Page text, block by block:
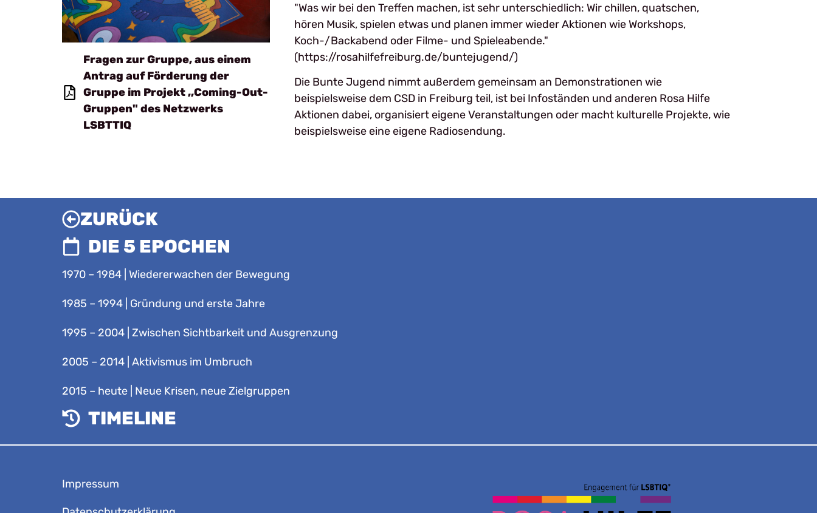
Fragen zur Gruppe, aus einem
Antrag auf Förderung der
Gruppe im Projekt ,,Coming-Out-
Gruppen" des Netzwerks
LSBTTIQ
"Was wir bei den Treffen machen, ist sehr unterschiedlich: Wir chillen, quatschen,
hören Musik, spielen etwas und planen immer wieder Aktionen wie Workshops,
Koch-/Backabend oder Filme- und Spieleabende."
(https://rosahilfefreiburg.de/buntejugend/)
Die Bunte Jugend nimmt außerdem gemeinsam an Demonstrationen wie
beispielsweise dem CSD in Freiburg teil, ist bei Infoständen und anderen Rosa Hilfe
Aktionen dabei, organisiert eigene Veranstaltungen oder macht kulturelle Projekte, wie
beispielsweise eine eigene Radiosendung.
ZURÜCK
DIE 5 EPOCHEN
1970 – 1984 | Wiedererwachen der Bewegung
1985 – 1994 | Gründung und erste Jahre
1995 – 2004 | Zwischen Sichtbarkeit und Ausgrenzung
2005 – 2014 | Aktivismus im Umbruch
2015 – heute | Neue Krisen, neue Zielgruppen
TIMELINE
Impressum